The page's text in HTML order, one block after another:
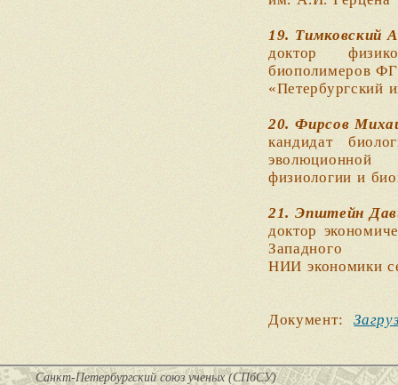
19. Тимковский
доктор
биополимеров
«Петербургский
20. Фирсов
кандидат
эволюционной
физиологии и
21. Эпштейн
доктор
Западного
НИИ экономики
Документ:
Санкт-Петербургский союз ученых (СПбСУ)